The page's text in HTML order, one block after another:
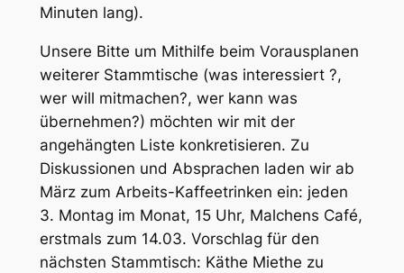
Minuten lang).
Unsere Bitte um Mithilfe beim Vorausplanen
weiterer Stammtische (was interessiert ?,
wer will mitmachen?, wer kann was
übernehmen?) möchten wir mit der
angehängten Liste konkretisieren. Zu
Diskussionen und Absprachen laden wir ab
März zum Arbeits-Kaffeetrinken ein: jeden
3. Montag im Monat, 15 Uhr, Malchens Café,
erstmals zum 14.03. Vorschlag für den
nächsten Stammtisch: Käthe Miethe zu